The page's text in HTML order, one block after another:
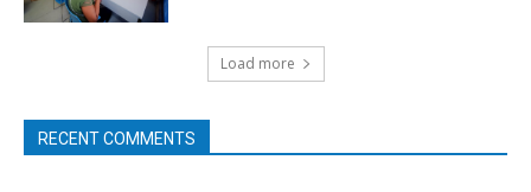
Load more
RECENT COMMENTS